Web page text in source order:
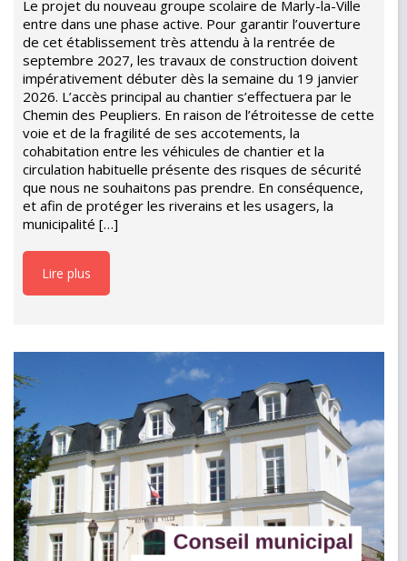
Le projet du nouveau groupe scolaire de Marly-la-Ville
entre dans une phase active. Pour garantir l’ouverture
de cet établissement très attendu à la rentrée de
septembre 2027, les travaux de construction doivent
impérativement débuter dès la semaine du 19 janvier
2026. L’accès principal au chantier s’effectuera par le
Chemin des Peupliers. En raison de l’étroitesse de cette
voie et de la fragilité de ses accotements, la
cohabitation entre les véhicules de chantier et la
circulation habituelle présente des risques de sécurité
que nous ne souhaitons pas prendre. En conséquence,
et afin de protéger les riverains et les usagers, la
municipalité […]
Lire plus